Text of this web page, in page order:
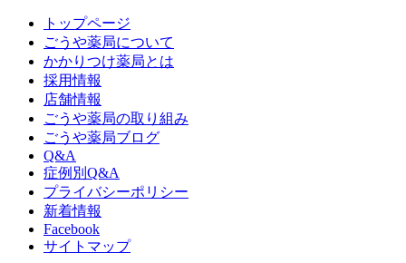
トップページ
ごうや薬局について
かかりつけ薬局とは
採用情報
店舗情報
ごうや薬局の取り組み
ごうや薬局ブログ
Q&A
症例別Q&A
プライバシーポリシー
新着情報
Facebook
サイトマップ